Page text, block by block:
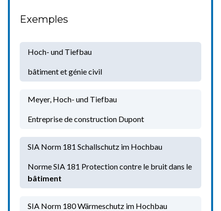
Exemples
Hoch- und Tiefbau
bâtiment et génie civil
Meyer, Hoch- und Tiefbau
Entreprise de construction Dupont
SIA Norm 181 Schallschutz im Hochbau
Norme SIA 181 Protection contre le bruit dans le
bâtiment
SIA Norm 180 Wärmeschutz im Hochbau